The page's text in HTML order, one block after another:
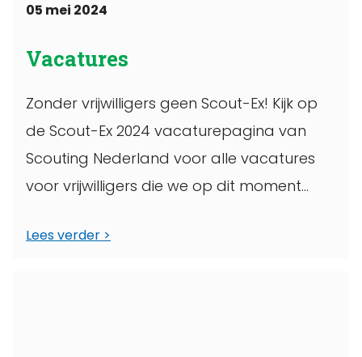
05 mei 2024
Vacatures
Zonder vrijwilligers geen Scout-Ex! Kijk op
de Scout-Ex 2024 vacaturepagina van
Scouting Nederland voor alle vacatures
voor vrijwilligers die we op dit moment
Lees verder